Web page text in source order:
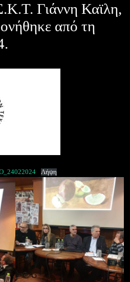
Γιάννη Καϊλη,
από τη
Λήψη